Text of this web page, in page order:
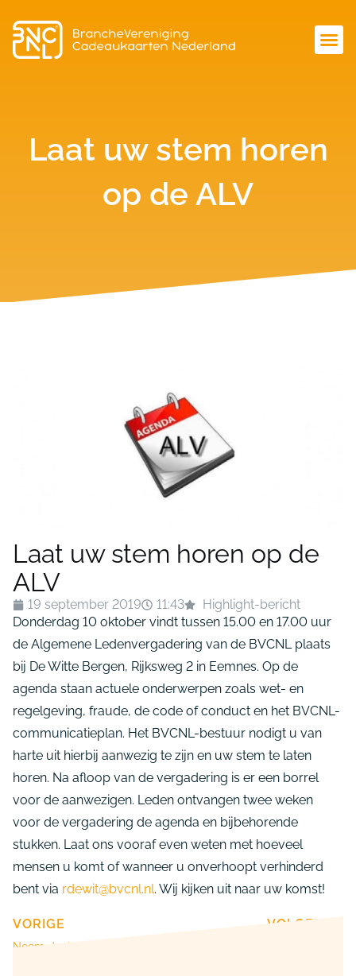
Laat uw stem horen
op de ALV
Laat uw stem horen op de
ALV
19 september 2019 11:43
Highlight-bericht
Donderdag 10 oktober vindt tussen 15.00 en 17.00 uur
de Algemene Ledenvergadering van de BVCNL plaats
bij De Witte Bergen, Rijksweg 2 in Eemnes. Op de
agenda staan actuele onderwerpen zoals wet- en
regelgeving, fraude, de code of conduct en het BVCNL-
communicatieplan. Het BVCNL-bestuur nodigt u van
harte uit hierbij aanwezig te zijn en uw stem te laten
horen. Na afloop van de vergadering is er een borrel
voor de aanwezigen. Leden ontvangen twee weken
voor de vergadering de agenda en bijbehorende
stukken. Laat ons vooraf even weten met hoeveel
mensen u komt of wanneer u onverhoopt verhinderd
bent via rdewit@bvcnl.nl. Wij kijken uit naar uw komst!
VORIGE VOLGENDE